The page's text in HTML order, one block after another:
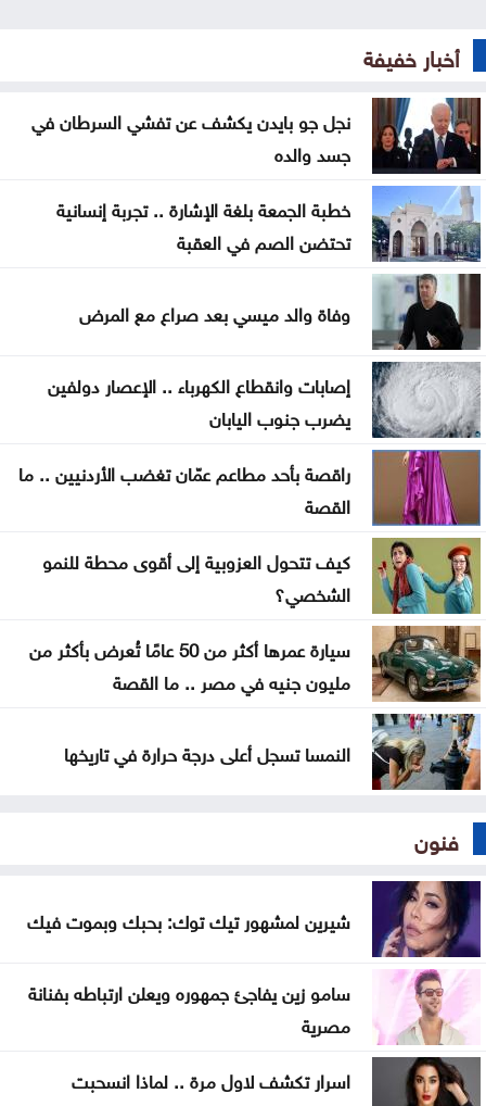
سيدات الجزائر يحققن إنجازا تاريخيا ببلوغ نصف نهائي
أمم إفريقيا
شقة مهجورة في الرصيفة تثير شكاوى السكان ..
تفاصيل
السعودية واليمن وقطر ترحب ببيان مجلس الأمن إزاء
هجمات الحوثيين
المنتخب الوطني ت 20 يتغلب على نظيره الكويتي وديا
الصفدي والزياني يبحثان تطورات الأوضاع الإقليمية
وسبل إنهاء التصعيد
اضطرابات جوية موسمية تضرب مناطق عربية خلال
الأيام المقبلة
أخبار خفيفة
نجل جو بايدن يكشف عن تفشي السرطان في
جسد والده
خطبة الجمعة بلغة الإشارة .. تجربة إنسانية
تحتضن الصم في العقبة
وفاة والد ميسي بعد صراع مع المرض
إصابات وانقطاع الكهرباء .. الإعصار دولفين
يضرب جنوب اليابان
راقصة بأحد مطاعم عمّان تغضب الأردنيين .. ما
القصة
كيف تتحول العزوبية إلى أقوى محطة للنمو
الشخصي؟
سيارة عمرها أكثر من 50 عامًا تُعرض بأكثر من
مليون جنيه في مصر .. ما القصة
النمسا تسجل أعلى درجة حرارة في تاريخها
فنون
شيرين لمشهور تيك توك: بحبك وبموت فيك
سامو زين يفاجئ جمهوره ويعلن ارتباطه بفنانة
مصرية
اسرار تكشف لاول مرة .. لماذا انسحبت